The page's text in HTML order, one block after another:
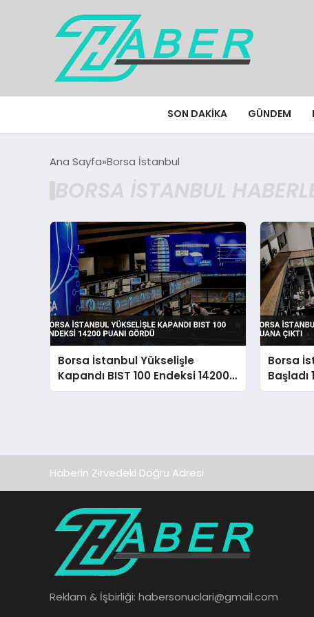
SON DAKIKA GÜNDEM
Ana Sayfa Borsa İstanbul
BORSA İSTANBUL
Borsa İstanbul Yükselişle
Kapandı BIST 100 Endeksi 14200
Puanı Gördü
Borsa
Başladı
Haberin Zirvedeki Doğru Adresi
Reklam & İşbirliği: habersonuclari@gmail.com